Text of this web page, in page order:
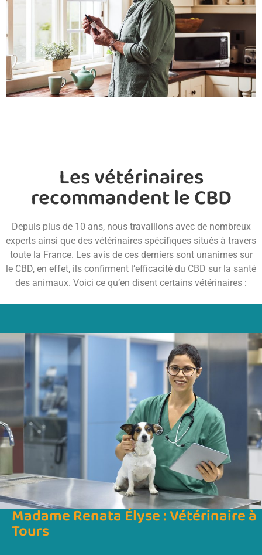
Les vétérinaires
recommandent le CBD
Depuis plus de 10 ans, nous travaillons avec de nombreux
experts ainsi que des vétérinaires spécifiques situés à travers
toute la France. Les avis de ces derniers sont unanimes sur
le CBD, en effet, ils confirment l’efficacité du CBD sur la santé
des animaux. Voici ce qu’en disent certains vétérinaires :
Madame Renata Élyse : Vétérinaire à
Tours